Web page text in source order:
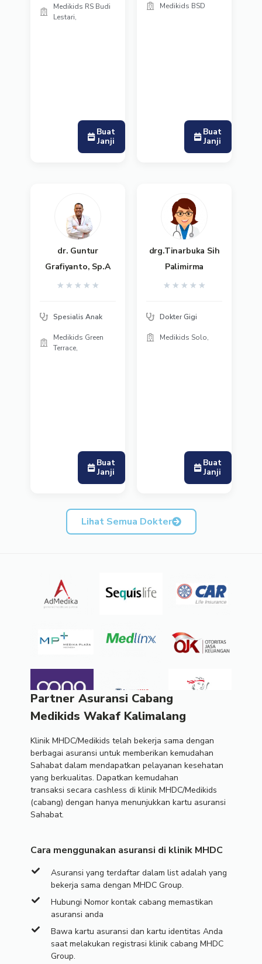
Medikids RS Budi
Lestari,
Buat
Janji
Medikids BSD
Buat
Janji
dr. Guntur
Grafiyanto, Sp.A
★ ★ ★ ★ ★
Spesialis Anak
Medikids Green
Terrace,
Buat
Janji
drg.Tinarbuka Sih
Palimirma
★ ★ ★ ★ ★
Dokter Gigi
Medikids Solo,
Buat
Janji
Lihat Semua Dokter
Partner Asuransi Cabang
Medikids Wakaf Kalimalang
Klinik MHDC/Medikids telah bekerja sama dengan
berbagai asuransi untuk memberikan kemudahan
Sahabat dalam mendapatkan pelayanan kesehatan
yang berkualitas. Dapatkan kemudahan
transaksi secara cashless di klinik MHDC/Medikids
(cabang) dengan hanya menunjukkan kartu asuransi
Sahabat.
Cara menggunakan asuransi di klinik MHDC
Asuransi yang terdaftar dalam list adalah yang
bekerja sama dengan MHDC Group.
Hubungi Nomor kontak cabang memastikan
asuransi anda
Bawa kartu asuransi dan kartu identitas Anda
saat melakukan registrasi klinik cabang MHDC
Group.